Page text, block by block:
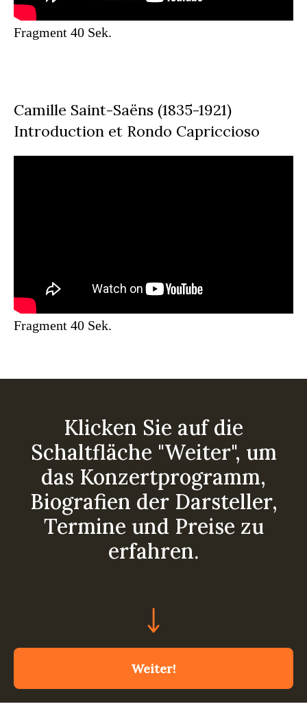
Fragment 40 Sek.
Camille Saint-Saëns (1835-1921)
Introduction et Rondo Capriccioso
Fragment 40 Sek.
Klicken Sie auf die
Schaltfläche "Weiter", um
das Konzertprogramm,
Biografien der Darsteller,
Termine und Preise zu
erfahren.
Weiter!